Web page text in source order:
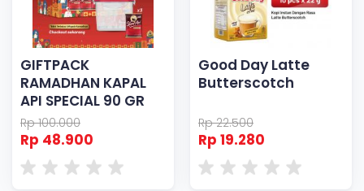
GIFTPACK
RAMADHAN KAPAL
API SPECIAL 90 GR
Rp 100.000
Rp 48.900
Good Day Latte
Butterscotch
Rp 22.500
Rp 19.280